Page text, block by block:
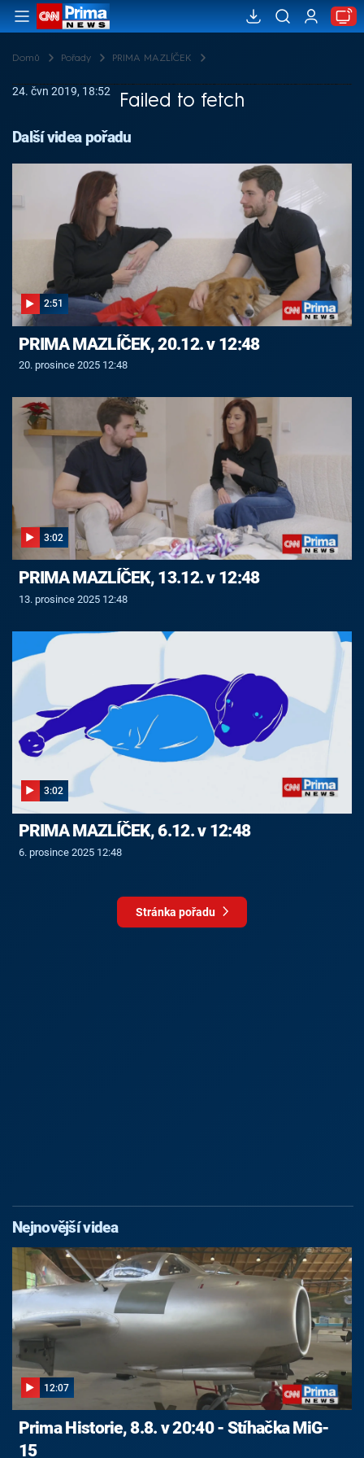
Domů Pořady PRIMA MAZLÍČEK
Failed to fetch
24. čvn 2019, 18:52
Další videa pořadu
2:51
PRIMA MAZLÍČEK, 20.12. v 12:48
20. prosince 2025 12:48
3:02
PRIMA MAZLÍČEK, 13.12. v 12:48
13. prosince 2025 12:48
3:02
PRIMA MAZLÍČEK, 6.12. v 12:48
6. prosince 2025 12:48
Stránka pořadu
Nejnovější videa
12:07
Prima Historie, 8.8. v 20:40 - Stíhačka MiG-
15